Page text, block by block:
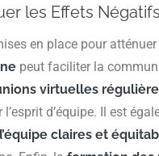
les Effets
en place pour
peut faciliter la
virtuelles
d’équipe. Il est
claires et